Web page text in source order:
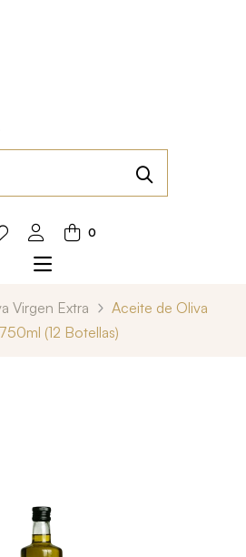
0
Virgen Extra
Aceite de Oliva
(12 Botellas)